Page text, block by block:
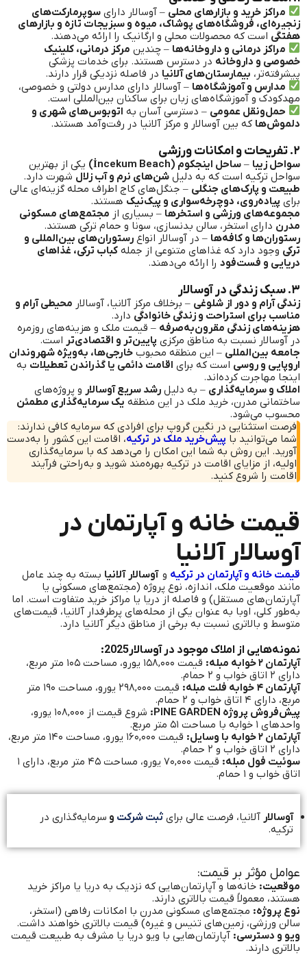
مراکز خرید و بازارهای محلی – آوسالار دارایسوپرمارکت‌های
زنجیره‌ای، فروشگاه‌های پوشاک، میوه و سبزیجات تازه و بازارهای
هفتگی است که محصولات محلی و ارگانیک را ارائه می‌دهند.
مراکز درمانی و داروخانه‌ها – چندین مرکز درمانی، کلینیک
خصوصی و داروخانه در دسترس هستند. برای خدمات پزشکی
پیشرفته‌تر، بیمارستان‌های آلانیا در فاصله نزدیکی قرار دارند.
مدارس و آموزشگاه‌ها – آوسالار دارای مدارس دولتی و خصوصی،
مهدکودک و آموزشگاه‌های زبان برای ساکنان بین‌المللی است.
حمل‌ونقل عمومی – دسترسی آسان به اتوبوس‌های شهری و
دلموش‌ها که بین آوسالار و مرکز آلانیا در رفت‌وآمد هستند.
۲. تفریحات و امکانات ورزشی
سواحل زیبا – ساحل اینجکوم (İncekum Beach)
یکی از بهترین
سواحل ترکیه است که به دلیل شن‌های نرم و آب زلال شهرت دارد.
طبیعت و پارک‌های جنگلی – جنگل‌های کاج اطراف محله گزینه‌ای عالی
برای پیاده‌روی، دوچرخه‌سواری و پیک‌نیک هستند.
مجموعه‌های ورزشی و استخرها – بسیاری از مجتمع‌های مسکونی
مدرن دارای استخر، سالن بدنسازی، سونا و حمام ترکی هستند.
رستوران‌ها و کافه‌ها – در آوسالار انواع رستوران‌های بین‌المللی و
ترکی وجود دارد که غذاهای متنوعی از جمله کباب ترکی، غذاهای
دریایی و فست‌فود را ارائه می‌دهند.
۳. سبک زندگی در آوسالار
زندگی آرام و دور از شلوغی – برخلاف مرکز آلانیا، آوسالار محیطی آرام و
مناسب برای استراحت و زندگی خانوادگی دارد.
هزینه‌های زندگی مقرون‌به‌صرفه – قیمت ملک و هزینه‌های روزمره
در آوسالار نسبت به مناطق مرکزی پایین‌تر و اقتصادی‌تر است.
جامعه بین‌المللی – این منطقه محبوب خارجی‌ها، به‌ویژه شهروندان
اروپایی و روسی است که برای اقامت دائمی یا گذراندن تعطیلات به
اینجا مهاجرت کرده‌اند.
املاک و سرمایه‌گذاری – به دلیل رشد سریع آوسالار و پروژه‌های
ساختمانی مدرن، خرید ملک در این منطقه یک سرمایه‌گذاری مطمئن
محسوب می‌شود.
فرصت استثنایی در نگین گروپ برای افرادی که سرمایه کافی ندارند:
شما می‌توانید با پیش‌خرید ملک در ترکیه، اقامت این کشور را به‌دست
آورید. این روش به شما این امکان را می‌دهد که با سرمایه‌گذاری
اولیه، از مزایای اقامت در ترکیه بهره‌مند شوید و به‌راحتی فرآیند
اقامت را شروع کنید.
قیمت خانه و آپارتمان در
آوسالارآلانیا
قیمت خانه و آپارتمان در ترکیه وآوسالار آلانیا بسته به چند عامل
مانند موقعیت ملک، اندازه، نوع پروژه (مجتمع‌های مسکونی یا
آپارتمان‌های مستقل) و فاصله از دریا یا مراکز خرید متفاوت است. اما
به‌طور کلی، اوبا به عنوان یکی از محله‌های پرطرفدار آلانیا، قیمت‌های
متوسط و بالاتری نسبت به برخی از مناطق دیگر آلانیا دارد.
نمونه‌هایی از املاک موجود در آوسالار2025:
آپارتمان ۲ خوابه مبله:
قیمت ۱۵۸,۰۰۰ یورو، مساحت ۱۰۵ متر مربع،
دارای ۲ اتاق خواب و ۲ حمام.
آپارتمان ۴ خوابه فلت مبله:
قیمت ۲۹۸,۰۰۰ یورو، مساحت ۱۹۰ متر
مربع، دارای ۴ اتاق خواب و ۲ حمام.
پیش‌فروش پروژه PINE GARDEN:
شروع قیمت از ۱۰۸,۰۰۰ یورو،
واحدهای ۱ خوابه با مساحت ۵۱ متر مربع.
آپارتمان ۲ خوابه با وسایل:
قیمت ۱۶۰,۰۰۰ یورو، مساحت ۱۴۰ متر مربع،
دارای ۲ اتاق خواب و ۲ حمام.
سوئیت فول مبله:
قیمت ۷۰,۰۰۰ یورو، مساحت ۴۵ متر مربع، دارای ۱
اتاق خواب و ۱ حمام.
آوسالار آلانیا، فرصت عالی برای ثبت شرکت و سرمایه‌گذاری در
ترکیه.
عوامل مؤثر بر قیمت:
موقعیت: خانه‌ها و آپارتمان‌هایی که نزدیک به دریا یا مراکز خرید
هستند، معمولاً قیمت بالاتری دارند.
نوع پروژه: مجتمع‌های مسکونی مدرن با امکانات رفاهی (استخر،
سالن ورزشی، زمین‌های تنیس و غیره) قیمت بالاتری خواهند داشت.
ویو و دسترسی: آپارتمان‌هایی با ویو دریا یا مشرف به طبیعت قیمت
بالاتری دارند.